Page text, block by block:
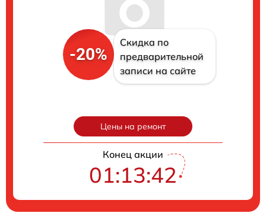
-20%
Скидка по
предварительной
записи на сайте
Цены на ремонт
Конец акции
01:13:42